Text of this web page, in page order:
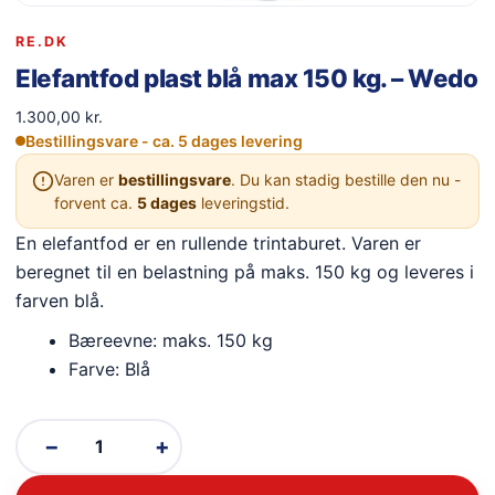
RE.DK
Elefantfod plast blå max 150 kg. – Wedo
1.300,00 kr.
Bestillingsvare - ca. 5 dages levering
Varen er bestillingsvare. Du kan stadig bestille den nu -
forvent ca. 5 dages leveringstid.
En elefantfod er en rullende trintaburet. Varen er
beregnet til en belastning på maks. 150 kg og leveres i
farven blå.
Bæreevne: maks. 150 kg
Farve: Blå
− +